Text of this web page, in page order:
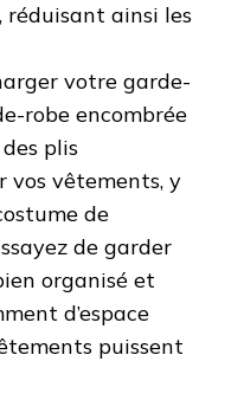
réduisant ainsi les
votre garde-
robe encombrée
plis
vos vêtements, y
de
de garder
organisé et
d’espace
puissent